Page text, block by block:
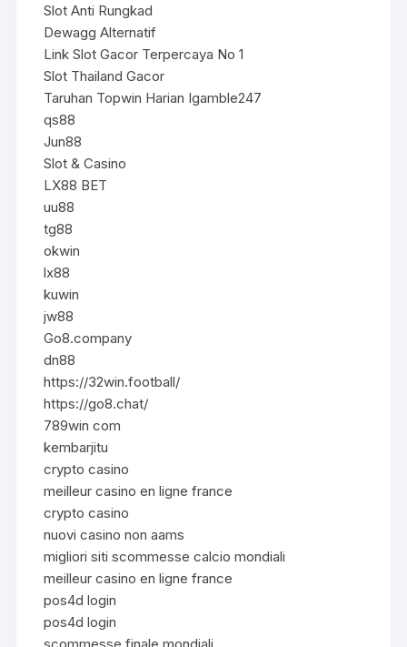
Slot Anti Rungkad
Dewagg Alternatif
Link Slot Gacor Terpercaya No 1
Slot Thailand Gacor
Taruhan Topwin Harian Igamble247
qs88
Jun88
Slot & Casino
LX88 BET
uu88
tg88
okwin
lx88
kuwin
jw88
Go8.company
dn88
https://32win.football/
https://go8.chat/
789win com
kembarjitu
crypto casino
meilleur casino en ligne france
crypto casino
nuovi casino non aams
migliori siti scommesse calcio mondiali
meilleur casino en ligne france
pos4d login
pos4d login